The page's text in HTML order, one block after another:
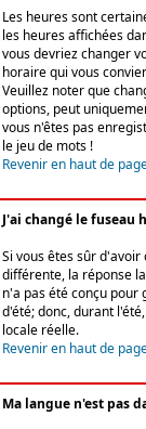
Les heures sont
les heures affichées
vous devriez changer
horaire qui vous
Veuillez noter que
options, peut
vous n'êtes pas
le jeu de mots !
Revenir en haut de
J'ai changé le fuseau
Si vous êtes sûr
différente, la réponse
n'a pas été conçu
d'été; donc, durant
locale réelle.
Revenir en haut de
Ma langue n'est pas